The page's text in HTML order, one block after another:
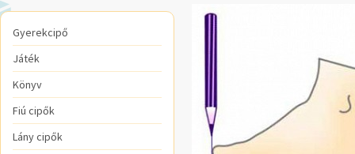
Gyerekcipő
Játék
Könyv
Fiú cipők
Lány cipők